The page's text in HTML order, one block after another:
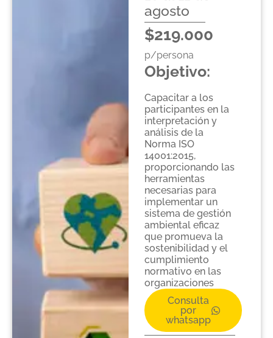
agosto
$219.000
p/persona
Objetivo:
Capacitar a los
participantes en la
interpretación y
análisis de la
Norma ISO
14001:2015,
proporcionando las
herramientas
necesarias para
implementar un
sistema de gestión
ambiental eficaz
que promueva la
sostenibilidad y el
cumplimiento
normativo en las
organizaciones
Consulta
por
whatsapp